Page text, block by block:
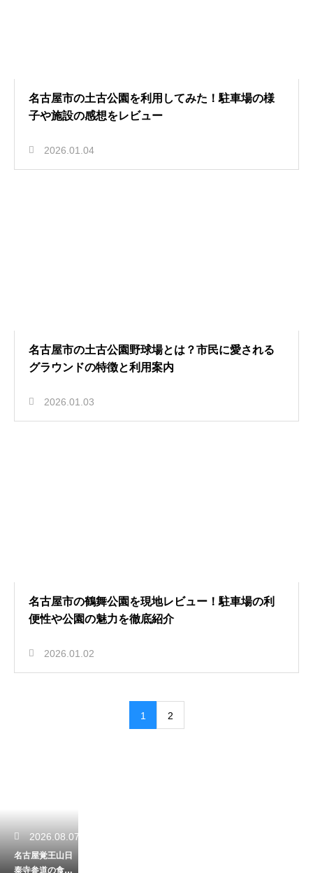
名古屋市の土古公園を利用してみた！駐車場の様
子や施設の感想をレビュー
2026.01.04
名古屋市の土古公園野球場とは？市民に愛される
グラウンドの特徴と利用案内
2026.01.03
名古屋市の鶴舞公園を現地レビュー！駐車場の利
便性や公園の魅力を徹底紹介
2026.01.02
1 2
2026.08.07
名古屋覚王山日
泰寺参道の食べ